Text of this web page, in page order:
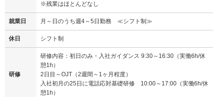
※残業はほとんどなし
就業日 月～日のうち週4～5日勤務 ≪シフト制≫
休日 シフト制
研修
研修内容：初日のみ・入社ガイダンス 9:30～16:30（実働6h/休
憩1h）
2日目～OJT（2週間～1ヶ月程度）
入社初月の25日に電話応対基礎研修 10:00～17:00（実働6h/休
憩1h）